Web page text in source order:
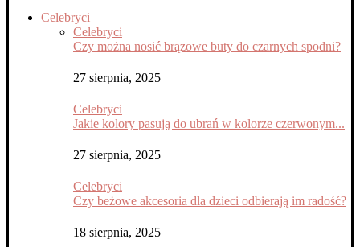
Celebryci
Celebryci
Czy można nosić brązowe buty do czarnych spodni?
27 sierpnia, 2025
Celebryci
Jakie kolory pasują do ubrań w kolorze czerwonym...
27 sierpnia, 2025
Celebryci
Czy beżowe akcesoria dla dzieci odbierają im radość?
18 sierpnia, 2025